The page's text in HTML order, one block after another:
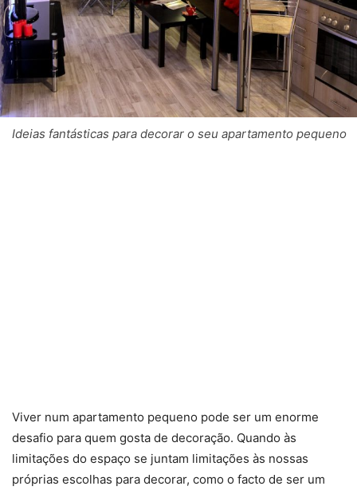
Ideias fantásticas para decorar o seu apartamento pequeno
Viver num apartamento pequeno pode ser um enorme
desafio para quem gosta de decoração. Quando às
limitações do espaço se juntam limitações às nossas
próprias escolhas para decorar, como o facto de ser um